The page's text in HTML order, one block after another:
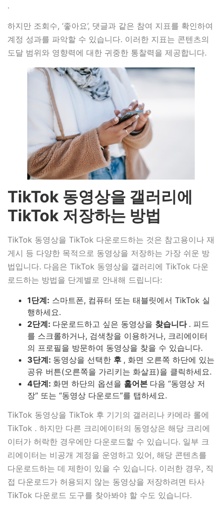
.
하지만 조회수, ‘좋아요’, 댓글과 같은 참여 지표를 확인하여
계정 성과를 파악할 수 있습니다. 이러한 지표는 콘텐츠의
도달 범위와 영향력에 대한 귀중한 통찰력을 제공합니다.
TikTok 동영상을 갤러리에
TikTok 저장하는 방법
TikTok 동영상을 TikTok 다운로드하는 것은 참고용이나 재
게시 등 다양한 목적으로 동영상을 저장하는 가장 쉬운 방
법입니다. 다음은 TikTok 동영상을 갤러리에 TikTok 다운
로드하는 방법을 단계별로 안내해 드립니다:
1단계: 스마트폰, 컴퓨터 또는 태블릿에서 TikTok 실
행하세요.
2단계: 다운로드하고 싶은 동영상을 찾습니다 . 피드
를 스크롤하거나, 검색창을 이용하거나, 크리에이터
의 프로필을 방문하여 동영상을 찾을 수 있습니다.
3단계: 동영상을 선택한 후 , 화면 오른쪽 하단에 있는
공유 버튼(오른쪽을 가리키는 화살표)을 클릭하세요.
4단계: 화면 하단의 옵션을 훑어본 다음 “동영상 저
장” 또는 “동영상 다운로드”를 탭하세요.
TikTok 동영상을 TikTok 후 기기의 갤러리나 카메라 롤에
TikTok . 하지만 다른 크리에이터의 동영상은 해당 크리에
이터가 허락한 경우에만 다운로드할 수 있습니다. 일부 크
리에이터는 비공개 계정을 운영하고 있어, 해당 콘텐츠를
다운로드하는 데 제한이 있을 수 있습니다. 이러한 경우, 직
접 다운로드가 허용되지 않는 동영상을 저장하려면 타사
TikTok 다운로드 도구를 찾아봐야 할 수도 있습니다.